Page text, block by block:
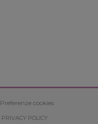
Preferenze cookies
PRIVACY POLICY